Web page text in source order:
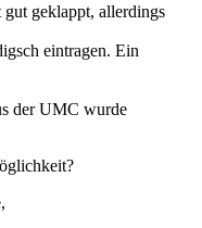
gut geklappt, allerdings
eintragen. Ein
der UMC wurde